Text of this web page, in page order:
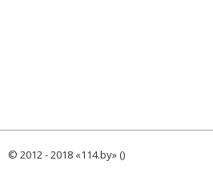
© 2012 - 2018 «114.by» ()